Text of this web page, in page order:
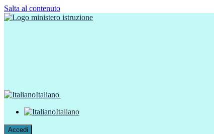
Salta al contenuto
Italiano
Italiano
Accedi